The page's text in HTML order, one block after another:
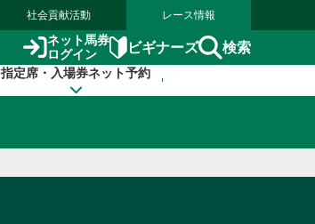
社会貢献活動 レース情報
ネット馬券
ログイン
ビギナーズ 検索
指定席・入場券ネット予約